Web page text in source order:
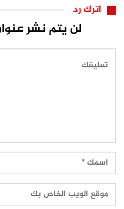
اترك رد
لن يتم نشر